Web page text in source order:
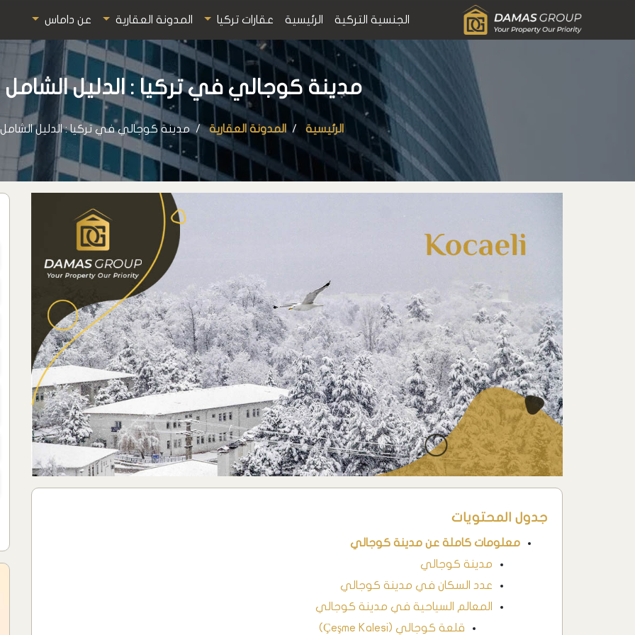
الجنسية التركية الرئيسية عقارات تركيا المدونة العقارية عن داماس
مدينة كوجالي في تركيا : الدليل الشامل 2026
الرئيسية المدونة العقارية مدينة كوجالي في تركيا : الدليل الشامل
جدول المحتويات
معلومات كاملة عن مدينة كوجالي
مدينة كوجالي
عدد السكان في مدينة كوجالي
المعالم السياحية في مدينة كوجالي
قلعة كوجالي (Çeşme Kalesi)